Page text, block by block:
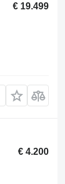
€ 19.499
€ 4.200